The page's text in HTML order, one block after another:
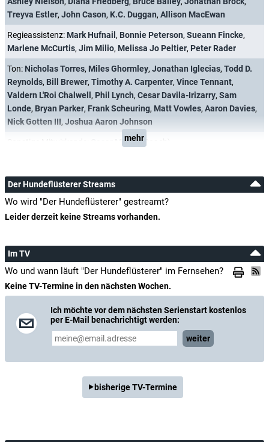
Treyva Estler, John Cason, K.C. Duggan, Allison MacEwan
Regieassistenz: Mark Hufnail, Bonnie Peterson, Sueann Fincke,
Marlene McCurtis, Jim Milio, Melissa Jo Peltier, Peter Rader
Ton: Nicholas Torres, Miles Ghormley, Jonathan Iglecias, Todd D.
Reynolds, Bill Brewer, Timothy A. Carpenter, Vince Tennant,
Valdern L'Roi Chalwell, Phil Lynch, Cesar Davila-Irizarry, Sam
Londe, Bryan Parker, Frank Scheuring, Matt Vowles, Aaron Davies,
Nick Gotten III, Joshua Aaron Johnson
Cesar Millan(Coach)
mehr
Der Hundeflüsterer Streams
Wo wird "Der Hundeflüsterer" gestreamt?
Leider derzeit keine Streams vorhanden.
Im TV
Wo und wann läuft "Der Hundeflüsterer" im Fernsehen?
Keine TV-Termine in den nächsten Wochen.
Ich möchte vor dem nächsten Serienstart kostenlos
per E-Mail benachrichtigt werden:
weiter
bisherige TV-Termine